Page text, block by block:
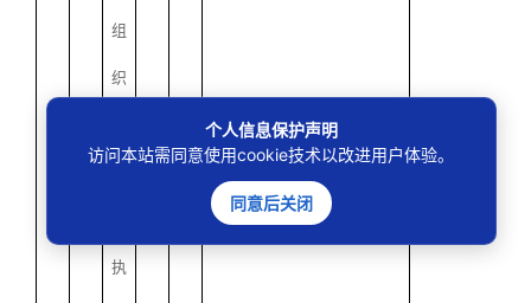
组
织
执
个人信息保护声明
访问本站需同意使用cookie技术以改进用户体验。
同意后关闭